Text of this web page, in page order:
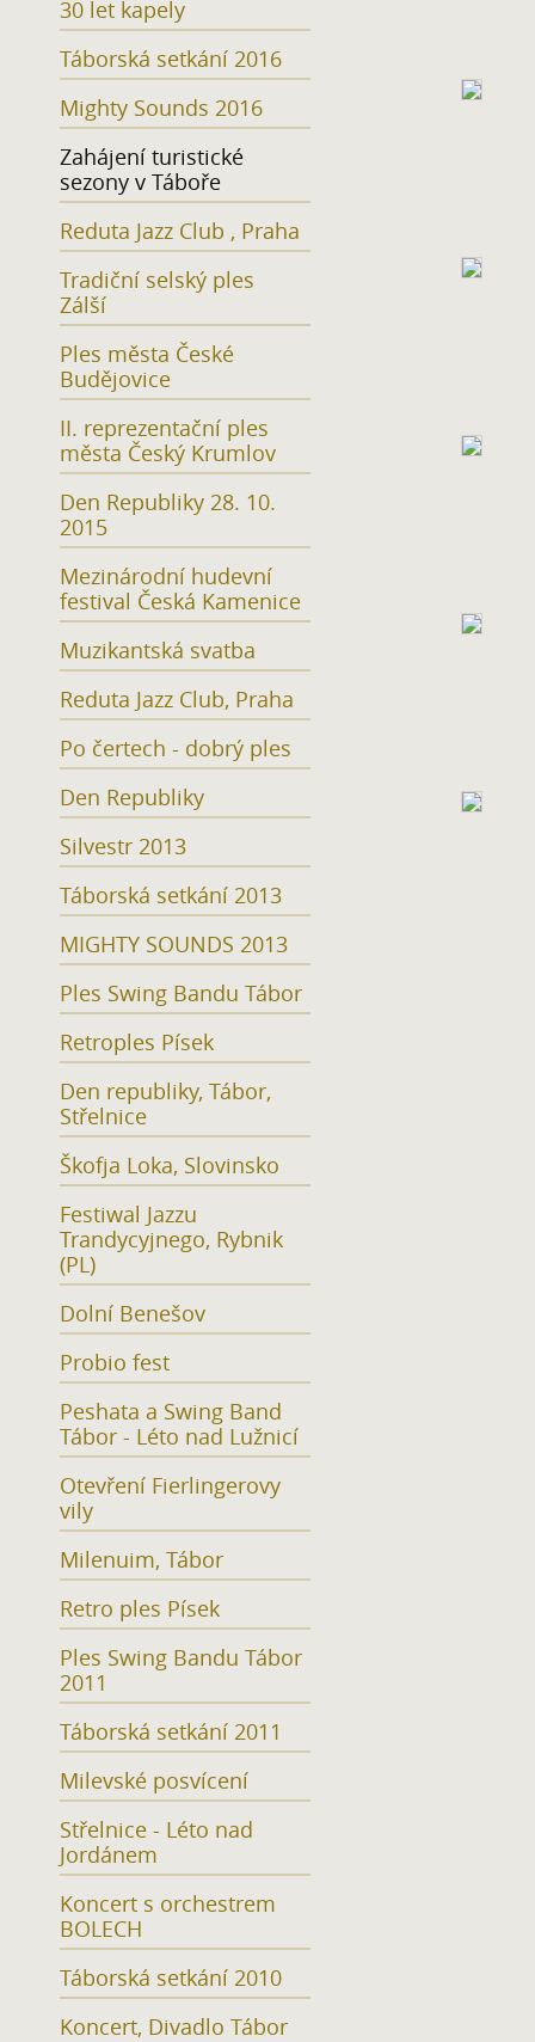
30 let kapely
Táborská setkání 2016
Mighty Sounds 2016
Zahájení turistické
sezony v Táboře
Reduta Jazz Club , Praha
Tradiční selský ples
Zálší
Ples města České
Budějovice
II. reprezentační ples
města Český Krumlov
Den Republiky 28. 10.
2015
Mezinárodní hudevní
festival Česká Kamenice
Muzikantská svatba
Reduta Jazz Club, Praha
Po čertech - dobrý ples
Den Republiky
Silvestr 2013
Táborská setkání 2013
MIGHTY SOUNDS 2013
Ples Swing Bandu Tábor
Retroples Písek
Den republiky, Tábor,
Střelnice
Škofja Loka, Slovinsko
Festiwal Jazzu
Trandycyjnego, Rybnik
(PL)
Dolní Benešov
Probio fest
Peshata a Swing Band
Tábor - Léto nad Lužnicí
Otevření Fierlingerovy
vily
Milenuim, Tábor
Retro ples Písek
Ples Swing Bandu Tábor
2011
Táborská setkání 2011
Milevské posvícení
Střelnice - Léto nad
Jordánem
Koncert s orchestrem
BOLECH
Táborská setkání 2010
Koncert, Divadlo Tábor